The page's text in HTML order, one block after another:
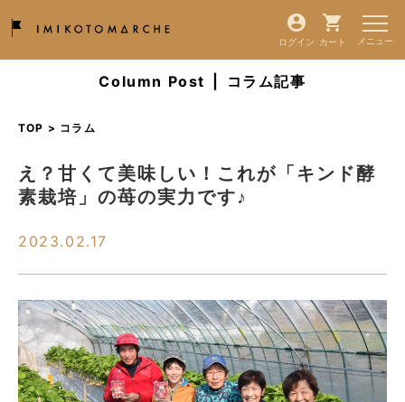
ログイン カート
Column Post コラム記事
TOP > コラム
え？甘くて美味しい！これが「キンド酵
素栽培」の苺の実力です♪
2023.02.17